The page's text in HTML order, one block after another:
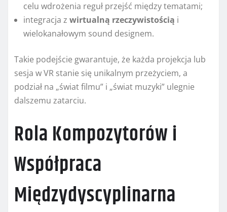
celu wdrożenia reguł przejść między tematami;
integracja z wirtualną rzeczywistością i
wielokanałowym sound designem.
Takie podejście gwarantuje, że każda projekcja lub
sesja w VR stanie się unikalnym przeżyciem, a
podział na „świat filmu” i „świat muzyki” ulegnie
dalszemu zatarciu.
Rola Kompozytorów i
Współpraca
Międzydyscyplinarna